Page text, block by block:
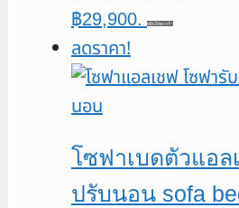
฿29,900.
หยิบใส่ตะกร้า
ลดราคา!
โซฟาเบดตัวแอล
ปรับนอน sofa